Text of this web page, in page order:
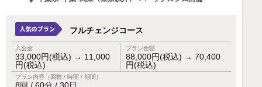
フルチェンジコース
入会金
33,000円(税込) → 11,000
円(税込)
プラン金額
88,000円(税込) → 70,400
円(税込)
プラン内容（回数 / 時間 / 期間）
8回 / 60分 / 30日